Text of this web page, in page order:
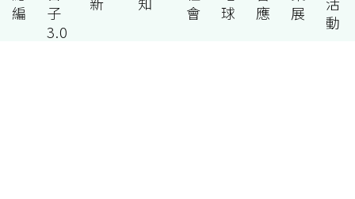
編
子
3.0
會
球
應
展
動